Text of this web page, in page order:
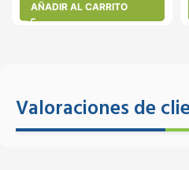
AÑADIR AL CARRITO
Valoraciones de